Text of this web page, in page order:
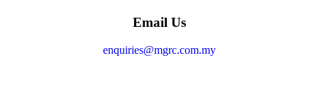
Email Us
enquiries@mgrc.com.my